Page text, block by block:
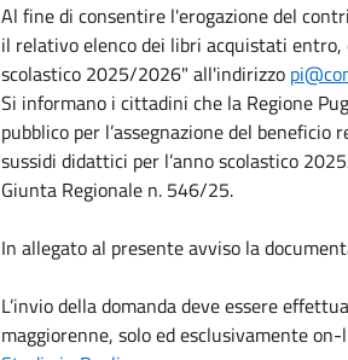
Al fine di consentire l'erogazione del
il relativo elenco dei libri acquistati
scolastico 2025/2026" all'indirizzo
Si informano i cittadini che la Regione
pubblico per l’assegnazione del
sussidi didattici per l’anno scolastico
Giunta Regionale n. 546/25.
In allegato al presente avviso la
L’invio della domanda deve essere
maggiorenne, solo ed esclusivamente